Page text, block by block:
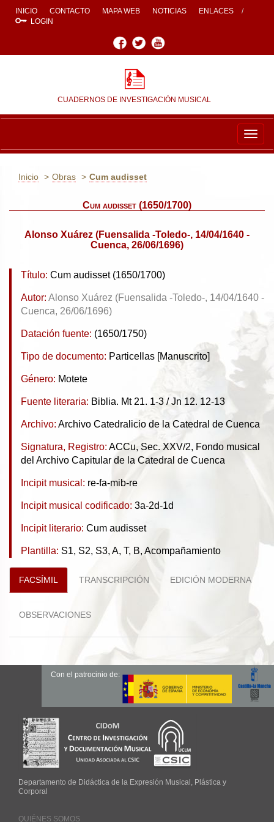
INICIO CONTACTO MAPA WEB NOTICIAS
ENLACES
LOGIN
Facebook
TwitterYoutube
CUADERNOS DE INVESTIGACIÓN MUSICAL
Inicio Obras Cum audisset
Cum audisset (1650/1700)
Alonso Xuárez (Fuensalida -Toledo-, 14/04/1640 -
Cuenca, 26/06/1696)
Título: Cum audisset (1650/1700)
Autor: Alonso Xuárez (Fuensalida -Toledo-, 14/04/1640 -
Cuenca, 26/06/1696)
Datación fuente: (1650/1750)
Tipo de documento: Particellas [Manuscrito]
Género: Motete
Fuente literaria: Biblia. Mt 21. 1-3 / Jn 12. 12-13
Archivo: Archivo Catedralicio de la Catedral de Cuenca
Signatura, Registro: ACCu, Sec. XXV/2, Fondo musical
del Archivo Capitular de la Catedral de Cuenca
Incipit musical: re-fa-mib-re
Incipit musical codificado: 3a-2d-1d
Incipit literario: Cum audisset
Plantilla: S1, S2, S3, A, T, B, Acompañamiento
FACSÍMIL TRANSCRIPCIÓN EDICIÓN MODERNA
OBSERVACIONES
Departamento de Didáctica de la Expresión Musical, Plástica y
Corporal
QUIÉNES SOMOS
Con el patrocinio de: